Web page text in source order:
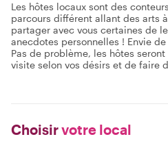
Les hôtes locaux sont des
parcours différent allant des arts
partager avec vous certaines de
anecdotes personnelles ! Envie
Pas de problème, les hôtes
visite selon vos désirs et de faire
Choisirvotre local